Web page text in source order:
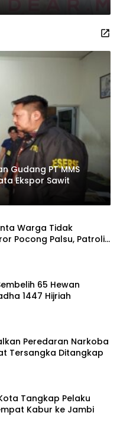
Gudang PT MMS
Ekspor Sawit
Warga Tidak
Pocong Palsu, Patroli
65 Hewan
1447 Hijriah
Peredaran Narkoba
Tersangka Ditangkap
Tangkap Pelaku
Kabur ke Jambi